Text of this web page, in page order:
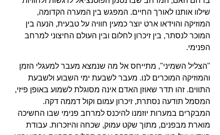
שילוו אותנו לאורך החיים. המפגש בין המערה הקדומה,
המוזיקה והוידאו ארט יוצר כמעין חוויה על טבעית, הנעה בין
המוכר לנסתר, בין זיכרון לחלום ובין העולם החיצוני למרחב
הפנימי.
"הצליל השמיני", מתייחס אל מה שנמצא מעבר למעגלי הזמן
והמוזיקה המוכרים לנו. מעבר לשבעת ימי השבוע ולשבעת
התווים. זהו תדר שאוזן האדם אינה מסוגלת לשמוע באופן פיזי,
המסמל תודעה נסתרת, זיכרון עמום וקול דממה דקה.
המבקרים במערות יוזמנו להיכנס למרחב פנימי שבו החשיכה
מוארת מבפנים, מתוך שקט עמוק, שכחה והיזכרות. עבודת